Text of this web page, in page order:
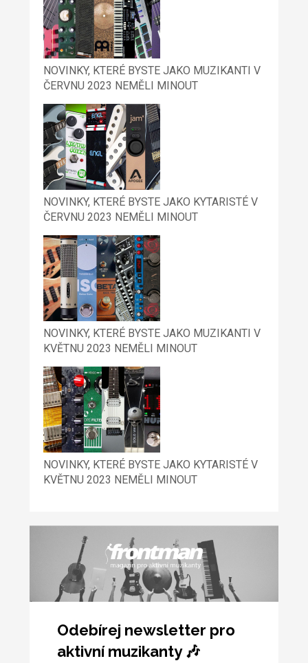
NOVINKY, KTERÉ BYSTE JAKO MUZIKANTI V
ČERVNU 2023 NEMĚLI MINOUT
NOVINKY, KTERÉ BYSTE JAKO KYTARISTÉ V
ČERVNU 2023 NEMĚLI MINOUT
NOVINKY, KTERÉ BYSTE JAKO MUZIKANTI V
KVĚTNU 2023 NEMĚLI MINOUT
NOVINKY, KTERÉ BYSTE JAKO KYTARISTÉ V
KVĚTNU 2023 NEMĚLI MINOUT
Odebírej newsletter pro
aktivní muzikanty 🎶